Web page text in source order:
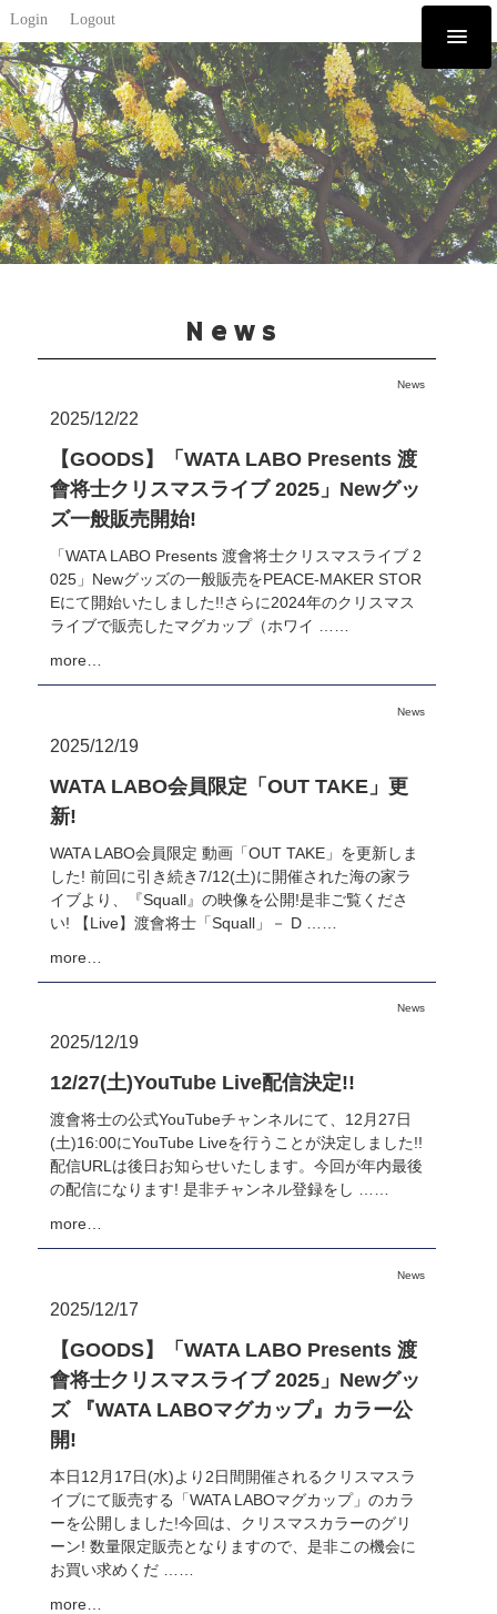
Login Logout
News
News
2025/12/22
【GOODS】「WATA LABO Presents 渡
會将士クリスマスライブ 2025」Newグッ
ズ一般販売開始!
「WATA LABO Presents 渡會将士クリスマスライブ 2
025」Newグッズの一般販売をPEACE-MAKER STOR
Eにて開始いたしました!!さらに2024年のクリスマス
ライブで販売したマグカップ（ホワイ ……
more…
News
2025/12/19
WATA LABO会員限定「OUT TAKE」更
新!
WATA LABO会員限定 動画「OUT TAKE」を更新しま
した! 前回に引き続き7/12(土)に開催された海の家ラ
イブより、『Squall』の映像を公開!是非ご覧くださ
い! 【Live】渡會将士「Squall」－ D ……
more…
News
2025/12/19
12/27(土)YouTube Live配信決定!!
渡會将士の公式YouTubeチャンネルにて、12月27日
(土)16:00にYouTube Liveを行うことが決定しました!!
配信URLは後日お知らせいたします。今回が年内最後
の配信になります! 是非チャンネル登録をし ……
more…
News
2025/12/17
【GOODS】「WATA LABO Presents 渡
會将士クリスマスライブ 2025」Newグッ
ズ 『WATA LABOマグカップ』カラー公
開!
本日12月17日(水)より2日間開催されるクリスマスラ
イブにて販売する「WATA LABOマグカップ」のカラ
ーを公開しました!今回は、クリスマスカラーのグリ
ーン! 数量限定販売となりますので、是非この機会に
お買い求めくだ ……
more…